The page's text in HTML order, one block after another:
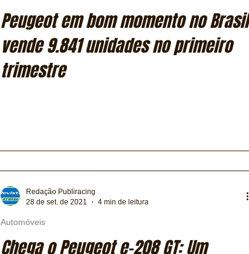
Peugeot em bom momento no Brasil
vende 9.841 unidades no primeiro
trimestre
Chega o Peugeot e-208 GT: Um
Automóveis
Redação Publiracing
28 de set. de 2021
4 min de leitura